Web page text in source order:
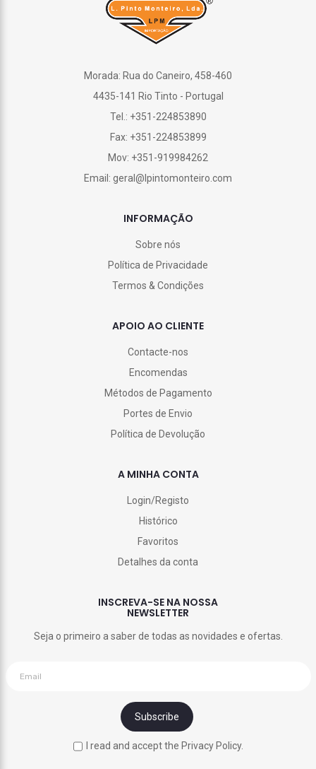
Morada: Rua do Caneiro, 458-460
4435-141 Rio Tinto - Portugal
Tel.: +351-224853890
Fax: +351-224853899
Mov: +351-919984262
Email: geral@lpintomonteiro.com
INFORMAÇÃO
Sobre nós
Política de Privacidade
Termos & Condições
APOIO AO CLIENTE
Contacte-nos
Encomendas
Métodos de Pagamento
Portes de Envio
Política de Devolução
A MINHA CONTA
Login/Registo
Histórico
Favoritos
Detalhes da conta
INSCREVA-SE NA NOSSA
NEWSLETTER
Seja o primeiro a saber de todas as novidades e ofertas.
I read and accept the Privacy Policy.